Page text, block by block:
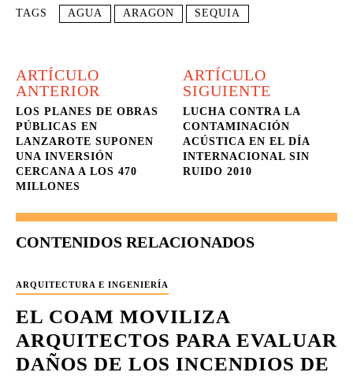
TAGS AGUA ARAGON SEQUIA
ARTÍCULO
ANTERIOR
LOS PLANES DE OBRAS
PÚBLICAS EN
LANZAROTE SUPONEN
UNA INVERSIÓN
CERCANA A LOS 470
MILLONES
ARTÍCULO
SIGUIENTE
LUCHA CONTRA LA
CONTAMINACIÓN
ACÚSTICA EN EL DÍA
INTERNACIONAL SIN
RUIDO 2010
CONTENIDOS RELACIONADOS
ARQUITECTURA E INGENIERÍA
EL COAM MOVILIZA
ARQUITECTOS PARA EVALUAR
DAÑOS DE LOS INCENDIOS DE